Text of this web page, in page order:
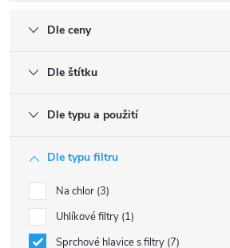
Dle ceny
Dle štítku
Dle typu a použití
Dle typu filtru
Na chlor 3
Uhlíkové filtry 1
Sprchové hlavice s filtry 7